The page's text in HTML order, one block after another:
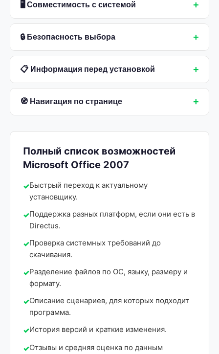
🖥 Совместимость с системой +
🔒 Безопасность выбора +
📋 Информация перед установкой +
🧭 Навигация по странице +
Полный список возможностей
Microsoft Office 2007
Быстрый переход к актуальному
установщику.
Поддержка разных платформ, если они есть в
Directus.
Проверка системных требований до
скачивания.
Разделение файлов по ОС, языку, размеру и
формату.
Описание сценариев, для которых подходит
программа.
История версий и краткие изменения.
Отзывы и средняя оценка по данным